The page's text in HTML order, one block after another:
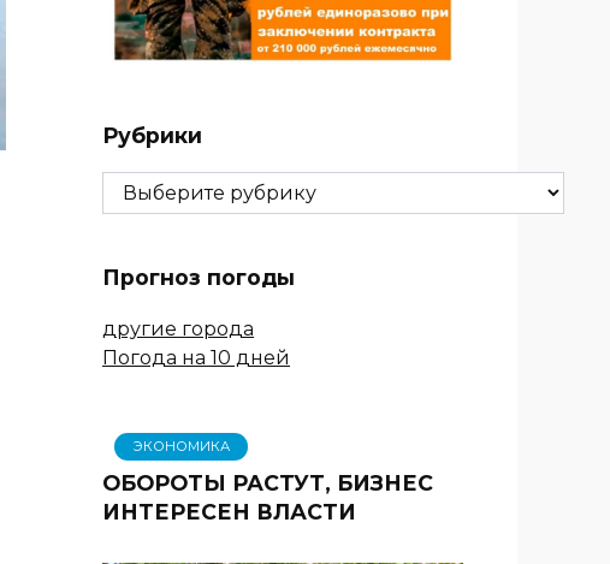
Рубрики
Рубрики
Прогноз погоды
другие города
Погода на 10 дней
ЭКОНОМИКА
ОБОРОТЫ РАСТУТ, БИЗНЕС
ИНТЕРЕСЕН ВЛАСТИ